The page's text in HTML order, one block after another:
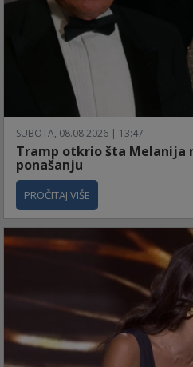
SUBOTA, 08.08.2026 | 13:47
Tramp otkrio šta Melanija
ponašanju
PROČITAJ VIŠE